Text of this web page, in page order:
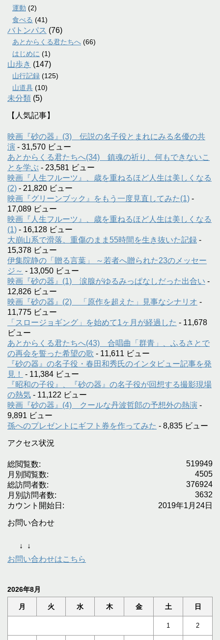
運動 (2)
食べる (41)
バトンパス (76)
あとからくる君たちへ (66)
はじめに (1)
山歩き (147)
山行記録 (125)
山道具 (10)
未分類 (5)
【人気記事】
映画『砂の器』(3) 伝説の名子役とまれにみる名優の共
演 - 31,570 ビュー
あとからくる君たちへ(34) 鎮魂の祈り、何もできないこ
とを学ぶ - 23,581 ビュー
映画『人生フルーツ』、歳を重ねるほど人生は美しくなる
(2) - 21,820 ビュー
映画『グリーンブック』をもう一度見直してみた(1) -
17,089 ビュー
映画『人生フルーツ』、歳を重ねるほど人生は美しくなる
(1) - 16,128 ビュー
大崩山系で滑落、重傷のまま55時間を生き抜いた記録 -
15,378 ビュー
伊集院静の「贈る言葉」 ～若者へ贈られた23のメッセー
ジ～ - 13,050 ビュー
映画『砂の器』(1) 涙腺がゆるみっぱなしだった出合い -
12,826 ビュー
映画『砂の器』(2) 「原作を超えた」見事なシナリオ -
11,775 ビュー
「スロージョギング」を始めて1ヶ月が経過した - 11,678
ビュー
あとからくる君たちへ(43) 合唱曲「群青」、ふるさとで
の再会を誓った希望の歌 - 11,611 ビュー
『砂の器』の名子役・春田和秀氏のインタビュー記事を発
見！
- 11,384 ビュー
『昭和の子役』、『砂の器』の名子役が回想する撮影現場
の熱気 - 11,122 ビュー
映画『砂の器』(4) クールな丹波哲郎の予想外の熱演 -
9,891 ビュー
孫へのプレゼントにギフト券を作ってみた - 8,835 ビュー
アクセス状況
519949
総閲覧数:
4505
月別閲覧数:
376924
総訪問者数:
3632
月別訪問者数:
2019年1月24日
カウント開始日:
お問い合わせ
↓
↓
お問い合わせはこちら
2026年8月
月 火 水 木 金 土 日
1 2